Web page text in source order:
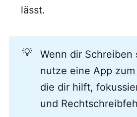
lässt.
💡
Wenn dir Schreiben
nutze eine App
die dir hilft,
und